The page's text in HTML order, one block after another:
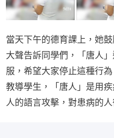
當天下午的德育課上，她
大聲告訴同學們，「唐人
服，希望大家停止這種行
教導學生，「唐人」是用
人的語言攻擊，對患病的人